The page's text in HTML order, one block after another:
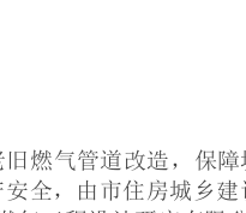
旧燃气管道改造，
保障
安全，由市住 房城乡建